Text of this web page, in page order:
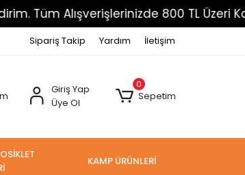
Alışverişlerinizde 800 TL Üzeri Kargo
Sipariş Takip Yardım İletişim
Giriş Yap
Üye Ol
0
Sepetim
KAMP ÜRÜNLERİ